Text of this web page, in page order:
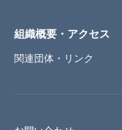
組織概要・アクセス
関連団体・リンク